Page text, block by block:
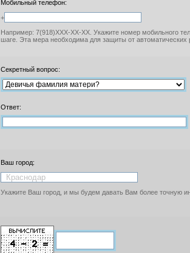
Мобильный телефон:
+
Например: 7(918)XXX-XX-XX. Укажите номер мобильного
шаге. Эта мера необходима для защиты от автоматических
Секретный вопрос:
Ответ:
Ваш город:
Укажите Ваш город, и мы будем давать Вам более точную